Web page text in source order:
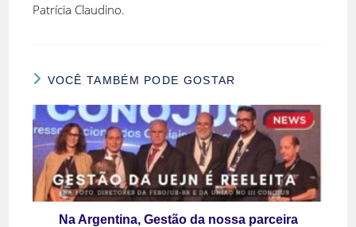
Patrícia Claudino.
VOCÊ TAMBÉM PODE GOSTAR
Na Argentina, Gestão da nossa parceira